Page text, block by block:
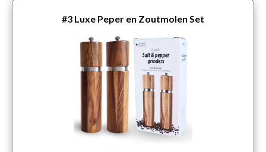
#3 Luxe Peper en Zoutmolen Set